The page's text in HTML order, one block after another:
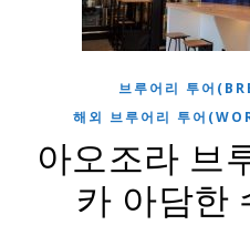
브루어리 투어
해외 브루어리 투어
아오조라 브
카 아담한